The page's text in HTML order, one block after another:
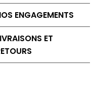
ENGAGEMENTS
ET